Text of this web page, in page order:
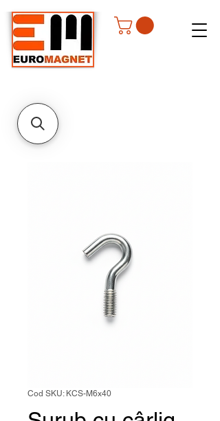
Cod SKU: KCS-M6x40